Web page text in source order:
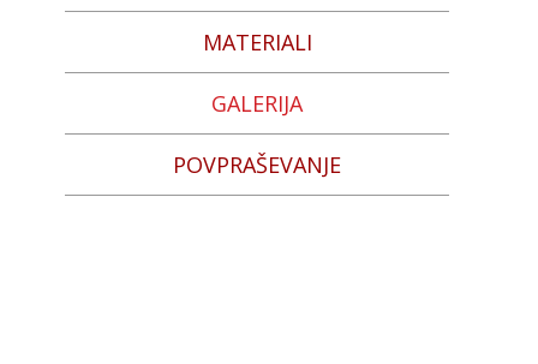
MATERIALI
GALERIJA
POVPRAŠEVANJE